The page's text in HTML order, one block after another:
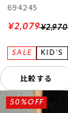
694245
¥2,970
¥2,079
比較する
50%OFF